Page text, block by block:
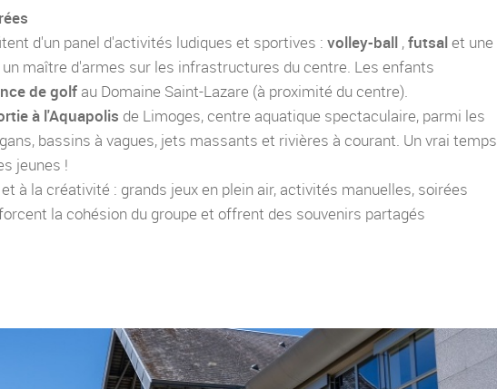
d'un panel d'activités ludiques et sportives : volley-ball ,futsalet une
maître d'armes sur les infrastructures du centre. Les enfants
de golf au Domaine Saint-Lazare (à proximité du centre).
à l'Aquapolis de Limoges, centre aquatique spectaculaire, parmi les
bassins à vagues, jets massants et rivières à courant. Un vrai temps
jeunes !
à la créativité : grands jeux en plein air, activités manuelles, soirées
la cohésion du groupe et offrent des souvenirs partagés